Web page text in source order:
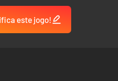
este jogo!